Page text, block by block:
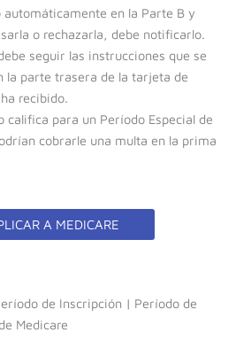
automáticamente en la Parte B y
o rechazarla, debe notificarlo.
seguir las instrucciones que se
la parte trasera de la tarjeta de
recibido.
califica para un Período Especial de
cobrarle una multa en la prima
A MEDICARE
de Inscripción | Período de
Medicare